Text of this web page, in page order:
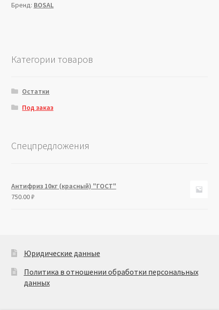
Бренд: BOSAL
Категории товаров
Остатки
Под заказ
Спецпредложения
Антифриз 10кг (красный) "ГОСТ"
750.00₽
Юридические данные
Политика в отношении обработки персональных
данных